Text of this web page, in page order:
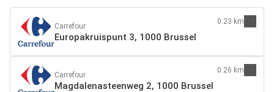
Carrefour
Europakruispunt 3, 1000 Brussel
0.23 km
Carrefour
Magdalenasteenweg 2, 1000 Brussel
0.26 km